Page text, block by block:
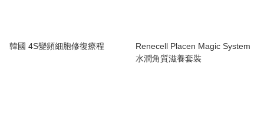
韓國 4S變頻細胞修復療程
Renecell Placen Magic System
水潤角質滋養套裝